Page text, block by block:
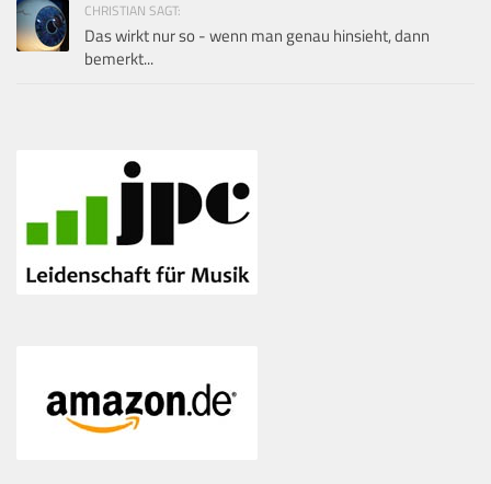
CHRISTIAN SAGT:
Das wirkt nur so - wenn man genau hinsieht, dann
bemerkt...